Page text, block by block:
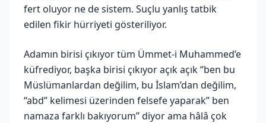
fert oluyor ne de sistem. Suçlu yanlış tatbik
edilen fikir hürriyeti gösteriliyor.
Adamın birisi çıkıyor tüm Ümmet-i Muhammed’e
küfrediyor, başka birisi çıkıyor açık açık “ben bu
Müslümanlardan değilim, bu İslam’dan değilim,
“abd” kelimesi üzerinden felsefe yaparak” ben
namaza farklı bakıyorum” diyor ama hâlâ çok